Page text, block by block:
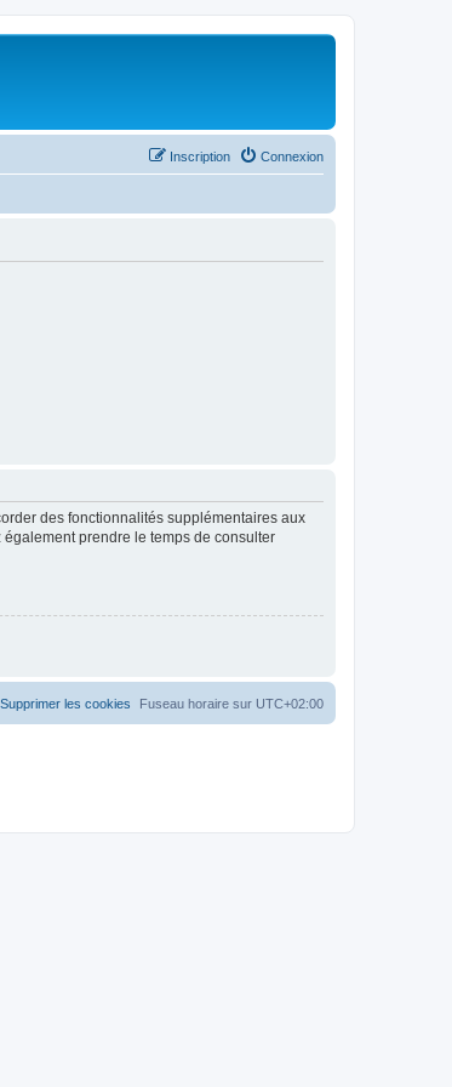
Connexion
Inscription
des fonctionnalités supplémentaires aux
prendre le temps de consulter
Fuseau horaire sur UTC+02:00
Supprimer les cookies